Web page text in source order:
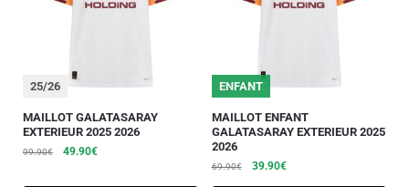
25/26
MAILLOT GALATASARAY
EXTERIEUR 2025 2026
99.90€ 49.90€
25/26
ENFANT
MAILLOT ENFANT
GALATASARAY EXTERIEUR 2025
2026
69.90€ 39.90€